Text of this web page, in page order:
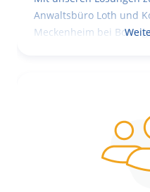
Anwaltsbüro Loth und
Meckenheim bei Bonn